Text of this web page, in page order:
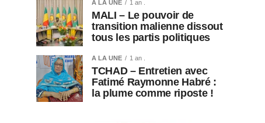
A LA UNE 1 an .
MALI – Le pouvoir de
transition malienne dissout
tous les partis politiques
A LA UNE 1 an .
TCHAD – Entretien avec
Fatimé Raymonne Habré :
la plume comme riposte !